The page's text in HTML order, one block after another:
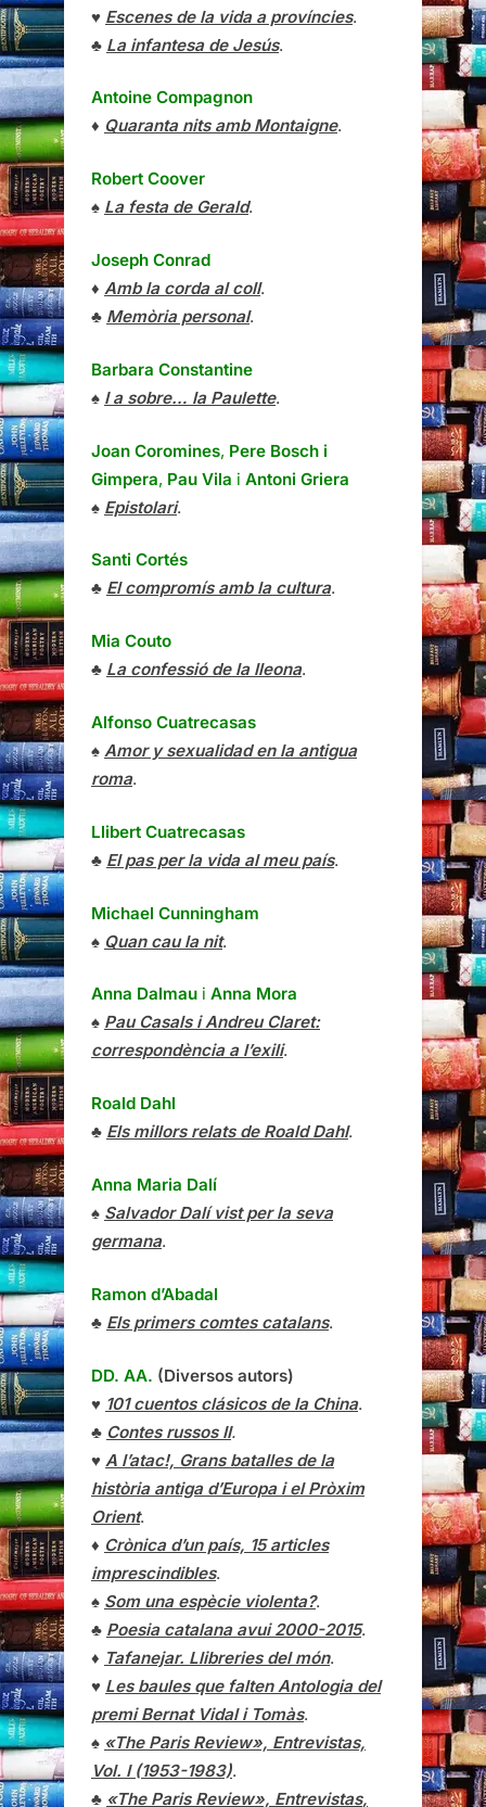
♥ Escenes de la vida a províncies.
♣ La infantesa de Jesús.
Antoine Compagnon
♦ Quaranta nits amb Montaigne.
Robert Coover
♠ La festa de Gerald.
Joseph Conrad
♦ Amb la corda al coll.
♣ Memòria personal.
Barbara Constantine
♠ I a sobre… la Paulette.
Joan Coromines, Pere Bosch i
Gimpera, Pau Vila i Antoni Griera
♠ Epistolari.
Santi Cortés
♣ El compromís amb la cultura.
Mia Couto
♣ La confessió de la lleona.
Alfonso Cuatrecasas
♠ Amor y sexualidad en la antigua
roma.
Llibert Cuatrecasas
♣ El pas per la vida al meu país.
Michael Cunningham
♠ Quan cau la nit.
Anna Dalmau i Anna Mora
♠ Pau Casals i Andreu Claret:
correspondència a l’exili.
Roald Dahl
♣ Els millors relats de Roald Dahl.
Anna Maria Dalí
♠ Salvador Dalí vist per la seva
germana.
Ramon d’Abadal
♣ Els primers comtes catalans.
DD. AA. (Diversos autors)
♥ 101 cuentos clásicos de la China.
♣ Contes russos II.
♥ A l’atac!, Grans batalles de la
història antiga d’Europa i el Pròxim
Orient.
♦ Crònica d’un país, 15 articles
imprescindibles.
♠ Som una espècie violenta?.
♣ Poesia catalana avui 2000-2015.
♦ Tafanejar. Llibreries del món.
♥ Les baules que falten Antologia del
premi Bernat Vidal i Tomàs.
♠ «The Paris Review», Entrevistas,
Vol. I (1953-1983).
♣ «The Paris Review», Entrevistas,